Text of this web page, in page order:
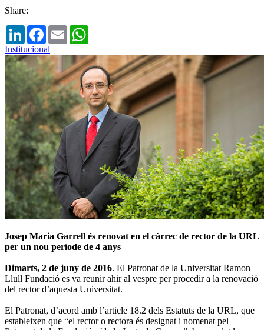
Share:
LinkedInFacebook
Email
Institucional
Josep Maria Garrell és renovat en el càrrec de rector de la URL
per un nou període de 4 anys
Dimarts, 2 de juny de 2016. El Patronat de la Universitat Ramon
Llull Fundació es va reunir ahir al vespre per procedir a la renovació
del rector d’aquesta Universitat.
El Patronat, d’acord amb l’article 18.2 dels Estatuts de la URL, que
estableixen que “el rector o rectora és designat i nomenat pel